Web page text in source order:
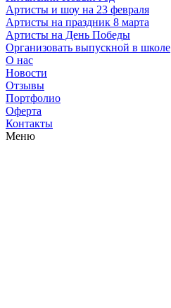
Артисты и шоу на 23 февраля
Артисты на праздник 8 марта
Артисты на День Победы
Организовать выпускной в школе
О нас
Новости
Отзывы
Портфолио
Оферта
Контакты
Меню